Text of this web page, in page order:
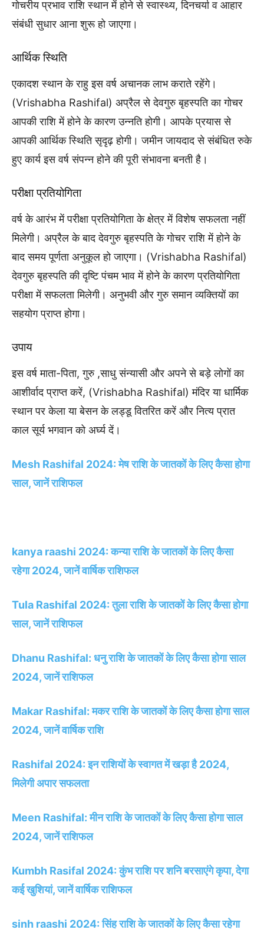
गोचरीय प्रभाव राशि स्थान में होने से स्वास्थ्य, दिनचर्या व आहार
संबंधी सुधार आना शुरू हो जाएगा।
आर्थिक स्थिति
एकादश स्थान के राहु इस वर्ष अचानक लाभ कराते रहेंगे।
(Vrishabha Rashifal) अप्रैल से देवगुरु बृहस्पति का गोचर
आपकी राशि में होने के कारण उन्नति होगी। आपके प्रयास से
आपकी आर्थिक स्थिति सृदृढ़ होगी। जमीन जायदाद से संबंधित रुके
हुए कार्य इस वर्ष संपन्न होने की पूरी संभावना बनती है।
परीक्षा प्रतियोगिता
वर्ष के आरंभ में परीक्षा प्रतियोगिता के क्षेत्र में विशेष सफलता नहीं
मिलेगी। अप्रैल के बाद देवगुरु बृहस्पति के गोचर राशि में होने के
बाद समय पूर्णता अनुकूल हो जाएगा। (Vrishabha Rashifal)
देवगुरु बृहस्पति की दृष्टि पंचम भाव में होने के कारण प्रतियोगिता
परीक्षा में सफलता मिलेगी। अनुभवी और गुरु समान व्यक्तियों का
सहयोग प्राप्त होगा।
उपाय
इस वर्ष माता-पिता, गुरु ,साधु संन्यासी और अपने से बड़े लोगों का
आशीर्वाद प्राप्त करें, (Vrishabha Rashifal) मंदिर या धार्मिक
स्थान पर केला या बेसन के लड्डू वितरित करें और नित्य प्रात
काल सूर्य भगवान को अर्घ्य दें।
Mesh Rashifal 2024: मेष राशि के जातकों के लिए कैसा होगा
साल, जानें राशिफल
kanya raashi 2024: कन्या राशि के जातकों के लिए कैसा
रहेगा 2024, जानें वार्षिक राशिफल
Tula Rashifal 2024: तुला राशि के जातकों के लिए कैसा होगा
साल, जानें राशिफल
Dhanu Rashifal: धनु राशि के जातकों के लिए कैसा होगा साल
2024, जानें राशिफल
Makar Rashifal: मकर राशि के जातकों के लिए कैसा होगा साल
2024, जानें वार्षिक राशि
Rashifal 2024: इन राशियों के स्वागत में खड़ा है 2024,
मिलेगी अपार सफलता
Meen Rashifal: मीन राशि के जातकों के लिए कैसा होगा साल
2024, जानें राशिफल
Kumbh Rasifal 2024: कुंभ राशि पर शनि बरसाएंगे कृपा, देगा
कई खुशियां, जानें वार्षिक राशिफल
sinh raashi 2024: सिंह राशि के जातकों के लिए कैसा रहेगा